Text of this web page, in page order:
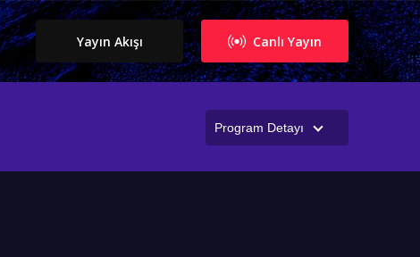
Canlı Yayın
Yayın Akışı
Program Detayı